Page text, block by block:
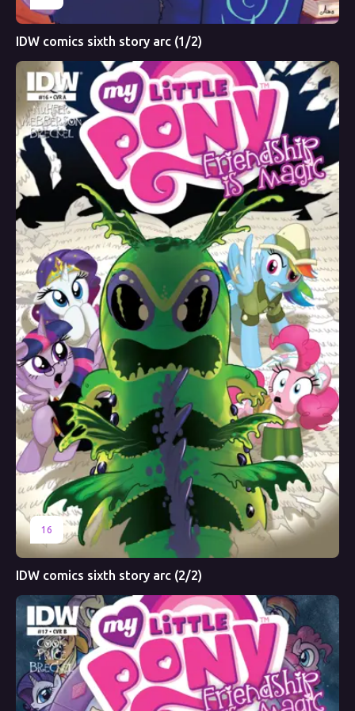
IDW comics sixth story arc (1/2)
16
IDW comics sixth story arc (2/2)